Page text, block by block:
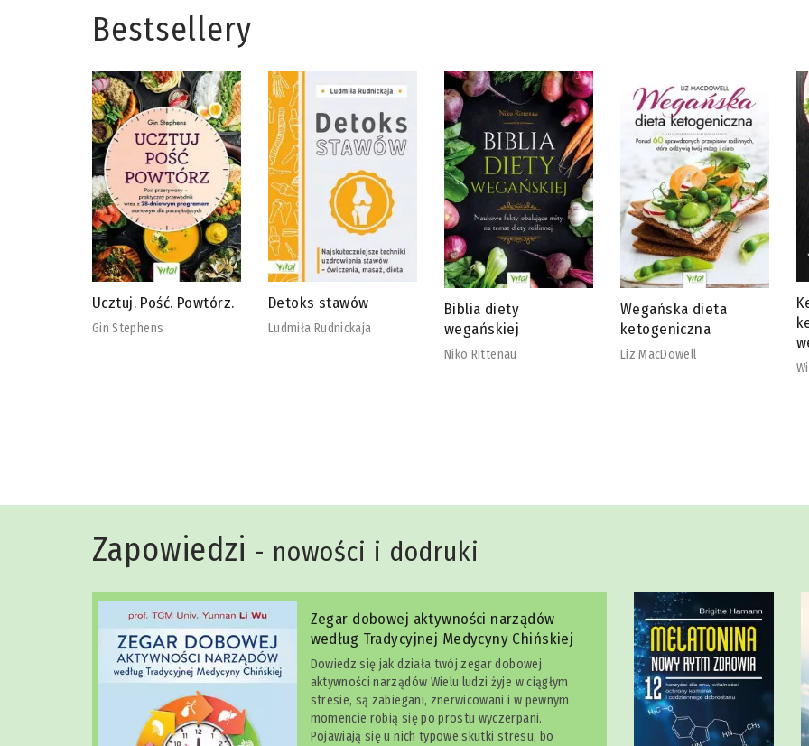
Bestsellery
Detoks stawów
Ludmiła Rudnickaja
Biblia diety
wegańskiej
Wegańska dieta
ketogeniczna
Liz MacDowell
Ketotarianin – dieta
ketogeniczna dla
wegetarian
Zapowiedzi - nowości i dodruki
Zegar dobowej aktywności narządów
według Tradycyjnej Medycyny Chińskiej
Dowiedz się jak działa twój zegar dobowej
aktywności narządów Wielu ludzi żyje w ciągłym
stresie, są zabiegani, znerwicowani i w pewnym
momencie robią się po prostu wyczerpani.
Pojawiają się u nich typowe skutki stresu, bo